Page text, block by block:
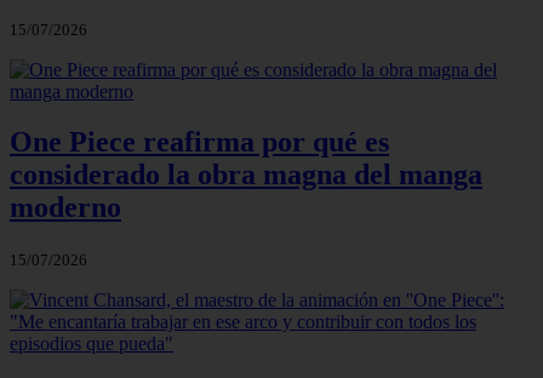
15/07/2026
One Piece reafirma por qué es
considerado la obra magna del manga
moderno
15/07/2026